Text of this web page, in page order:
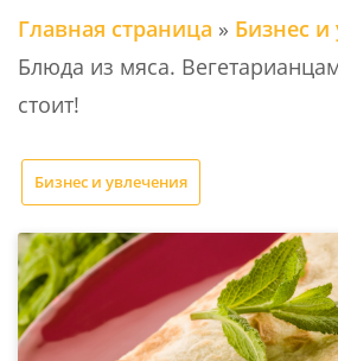
Главная страница » Бизнес и
Блюда из мяса.
стоит!
Бизнес и увлечения